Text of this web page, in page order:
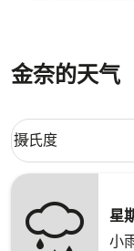
金奈的天气
Weather unit
摄氏度
keyboard_arrow_down
星
小